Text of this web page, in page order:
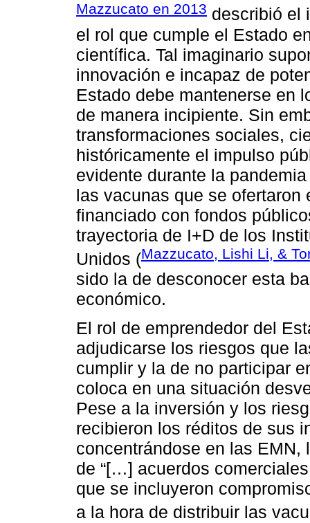
Mazzucato en 2013 describió el
el rol que cumple el Estado
científica. Tal imaginario
innovación e incapaz de
Estado debe mantenerse en
de manera incipiente. Sin
transformaciones sociales,
históricamente el impulso
evidente durante la
las vacunas que se
financiado con fondos
trayectoria de I+D de los
Unidos (Mazzucato, Lishi Li, &
sido la de desconocer esta
económico.
El rol de emprendedor del
adjudicarse los riesgos que
cumplir y la de no participar
coloca en una situación
Pese a la inversión y los
recibieron los réditos de sus
concentrándose en las
de “[…] acuerdos
que se incluyeron
a la hora de distribuir las